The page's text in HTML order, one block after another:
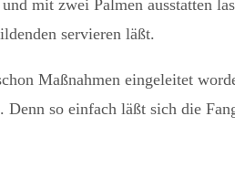
mit zwei Palmen ausstatten
servieren läßt.
Maßnahmen eingeleitet
so einfach läßt sich die